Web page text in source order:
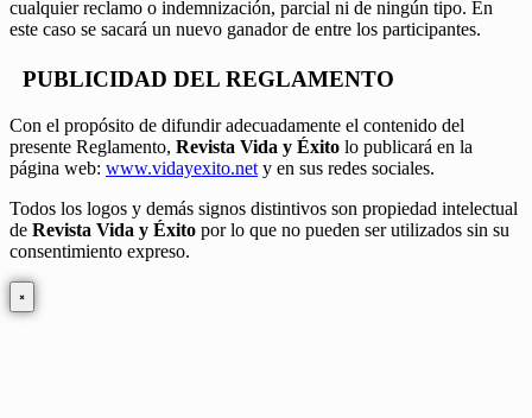
cualquier reclamo o indemnización, parcial ni de ningún tipo. En
este caso se sacará un nuevo ganador de entre los participantes.
PUBLICIDAD DEL REGLAMENTO
Con el propósito de difundir adecuadamente el contenido del
presente Reglamento, Revista Vida y Éxito lo publicará en la
página web: www.vidayexito.net y en sus redes sociales.
Todos los logos y demás signos distintivos son propiedad intelectual
de Revista Vida y Éxito por lo que no pueden ser utilizados sin su
consentimiento expreso.
×